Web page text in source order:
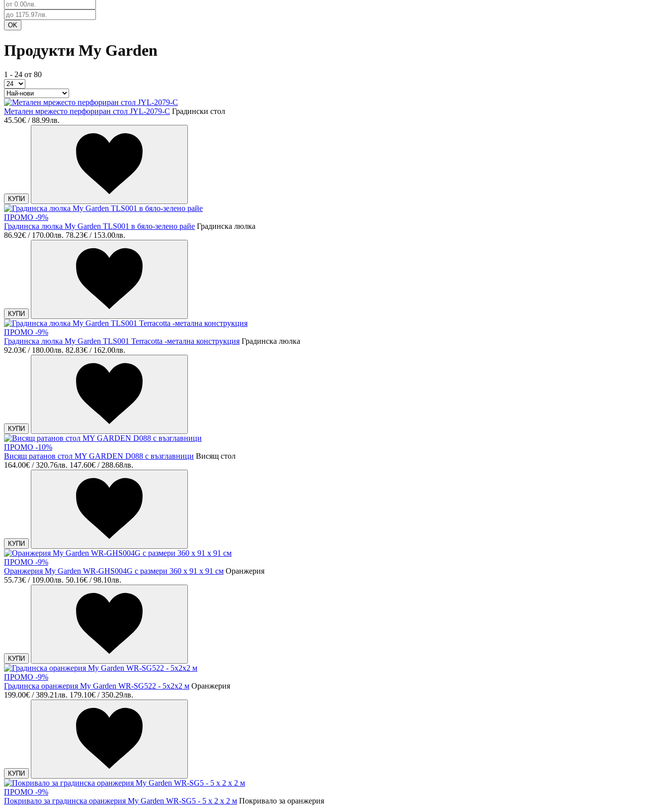
Продукти My Garden
1 - 24 от 80
Метален мрежесто перфориран стол JYL-2079-C Градински стол
45.50€ / 88.99лв.
КУПИ
ПРОМО -9%
Градинска люлка My Garden TLS001 в бяло-зелено райе Градинска люлка
86.92€ / 170.00лв. 78.23€ / 153.00лв.
КУПИ
ПРОМО -9%
Градинска люлка My Garden TLS001 Terracotta -метална конструкция Градинска люлка
92.03€ / 180.00лв. 82.83€ / 162.00лв.
КУПИ
ПРОМО -10%
Висящ ратанов стол MY GARDEN D088 с възглавници Висящ стол
164.00€ / 320.76лв. 147.60€ / 288.68лв.
КУПИ
ПРОМО -9%
Оранжерия My Garden WR-GHS004G с размери 360 х 91 х 91 см Оранжерия
55.73€ / 109.00лв. 50.16€ / 98.10лв.
КУПИ
ПРОМО -9%
Градинска оранжерия My Garden WR-SG522 - 5х2х2 м Оранжерия
199.00€ / 389.21лв. 179.10€ / 350.29лв.
КУПИ
ПРОМО -9%
Покривало за градинска оранжерия My Garden WR-SG5 - 5 х 2 х 2 м Покривало за оранжерия